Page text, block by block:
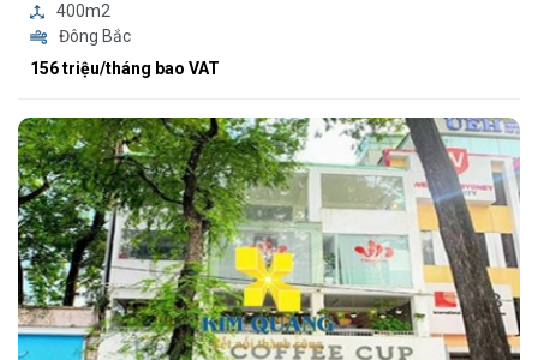
400m2
Đông Bắc
156 triệu/tháng bao VAT